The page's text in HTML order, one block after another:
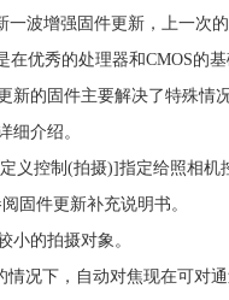
波增强固件更新，上一次的
在优秀的处理器和CMOS的
新的固件主要解决了特殊情
细介绍。
控制(拍摄)]指定给照相机
固件更新补充说明书。
的拍摄对象。
下，自动对焦现在可对通